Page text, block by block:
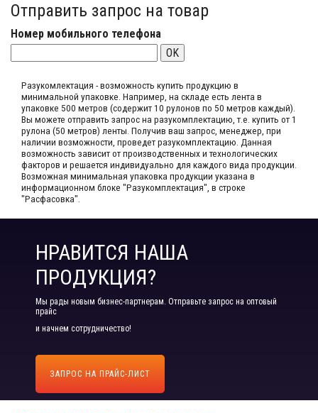
Отправить запрос на товар
Номер мобильного телефона
OK
Разукомлектация - возможность купить продукцию в
минимальной упаковке. Например, на складе​ есть лента в
упаковке 500 метров (содержит 10 рулонов по 50 метров каждый).​
Вы можете отправить запрос на разукомплектацию, т.е. купить от 1
рулона (50 метров) ленты. Получив ваш запрос,​ менеджер, при
наличии возможности, проведет разукомплектацию. Данная
возможность зависит от производственных​ и технологических
факторов и решается индивидуально для каждого вида продукции.​
Возможная минимальная упаковка продукции указана в
информационном блоке "Разукомплектация", в строке
"Расфасовка".
НРАВИТСЯ НАША
ПРОДУКЦИЯ?
Мы рады новым бизнес-партнерам. Отправьте запрос на оптовый
прайс
и начнем сотрудничество!
ЗАПРОС НА ПРАЙС-ЛИСТ